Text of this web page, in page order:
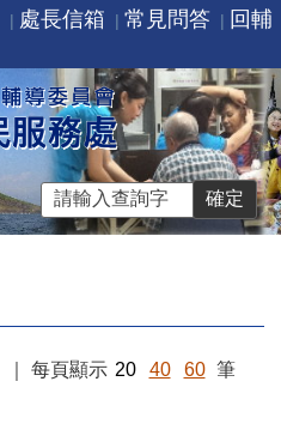
處長信箱 常見問答
回輔
每頁顯示 20 40 60 筆